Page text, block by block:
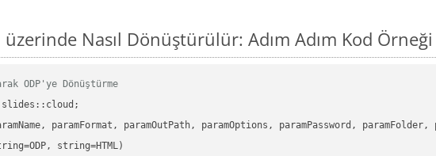
üzerinde Nasıl Dönüştürülür: Adım Adım Kod Örneği
ODP'ye Dönüştürme
paramFormat, paramOutPath, paramOptions, paramPassword,